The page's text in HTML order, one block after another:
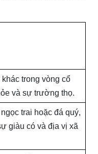
trong vòng cổ
và sự trường thọ.
trai hoặc đá quý,
giàu có và địa vị xã